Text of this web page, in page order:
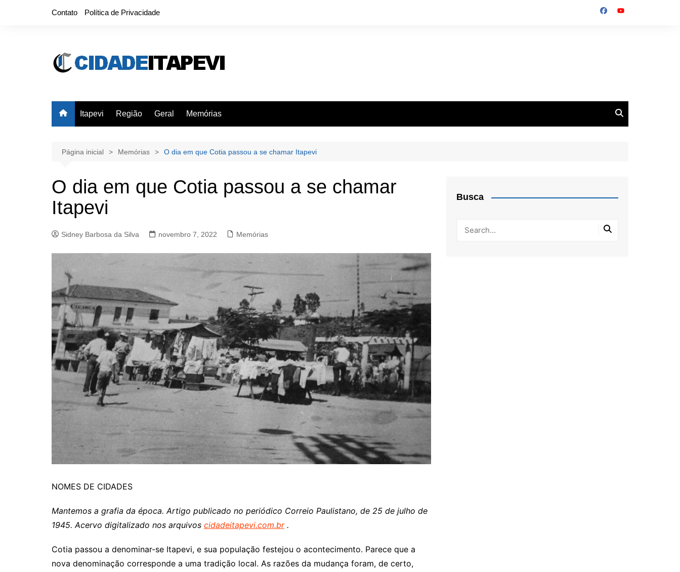
Contato Política de Privacidade
Itapevi Região Geral Memórias
Página inicial Memórias O dia em que Cotia passou a se chamar Itapevi
O dia em que Cotia passou a se chamar
Itapevi
Sidney Barbosa da Silva novembro 7, 2022 Memórias
NOMES DE CIDADES
Mantemos a grafia da época. Artigo publicado no periódico Correio Paulistano, de 25 de julho de
1945. Acervo digitalizado nos arquivos cidadeitapevi.com.br.
Cotia passou a denominar-se Itapevi, e sua população festejou o acontecimento. Parece que a
nova denominação corresponde a uma tradição local. As razões da mudança foram, de certo,
Busca